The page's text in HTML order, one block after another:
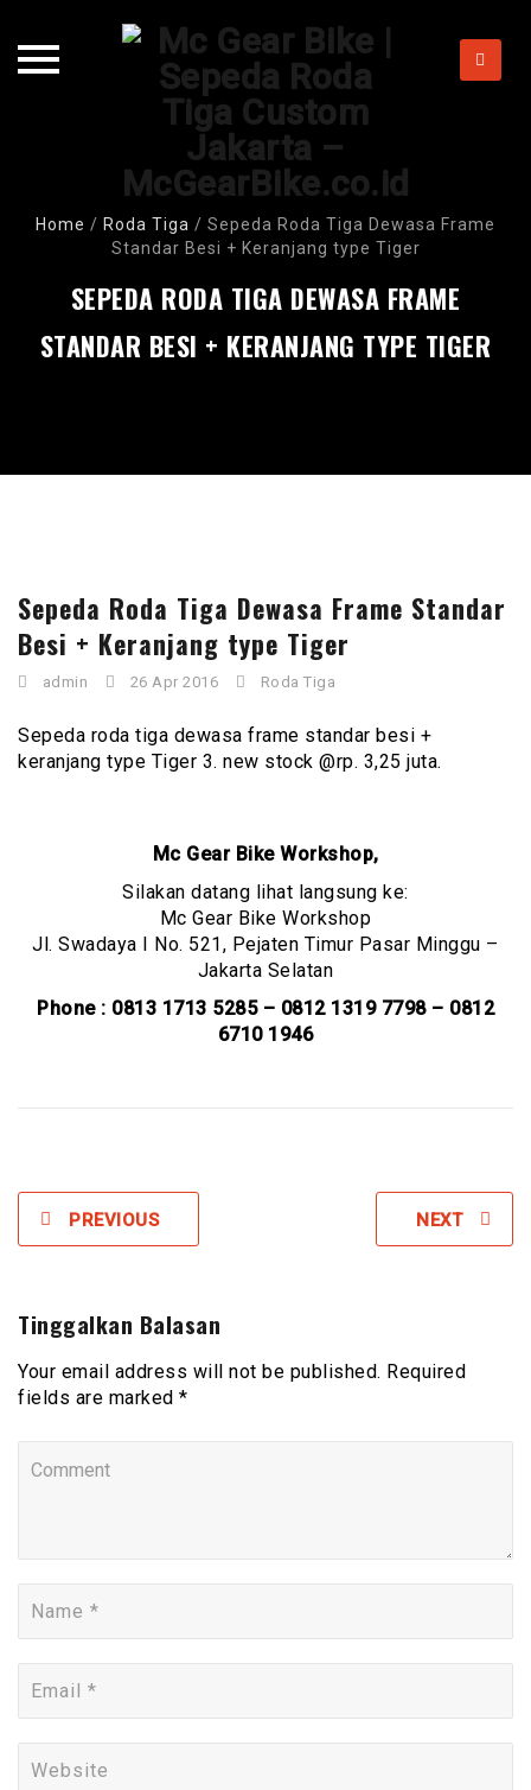
Home / Roda Tiga / Sepeda Roda Tiga Dewasa Frame
Standar Besi + Keranjang type Tiger
SEPEDA RODA TIGA DEWASA FRAME
STANDAR BESI + KERANJANG TYPE TIGER
Sepeda Roda Tiga Dewasa Frame Standar
Besi + Keranjang type Tiger
admin 26 Apr 2016 Roda Tiga
Sepeda roda tiga dewasa frame standar besi +
keranjang type Tiger 3. new stock @rp. 3,25 juta.
Mc Gear Bike Workshop,
Silakan datang lihat langsung ke:
Mc Gear Bike Workshop
Jl. Swadaya I No. 521, Pejaten Timur Pasar Minggu –
Jakarta Selatan
Phone : 0813 1713 5285 – 0812 1319 7798 – 0812
6710 1946
PREVIOUS NEXT
Tinggalkan Balasan
Your email address will not be published. Required
fields are marked *